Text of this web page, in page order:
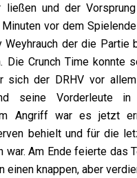
und der
vor dem
der die Partie
Die Crunch Time konnte
sich der DRHV vor
seine Vorderleute
Angriff war es jetzt
behielt und für die
war. Am Ende feierte das
einen knappen, aber